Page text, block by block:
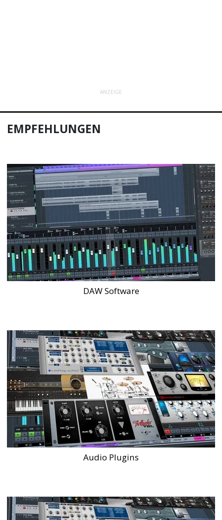
ANZEIGE
EMPFEHLUNGEN
DAW Software
Audio Plugins